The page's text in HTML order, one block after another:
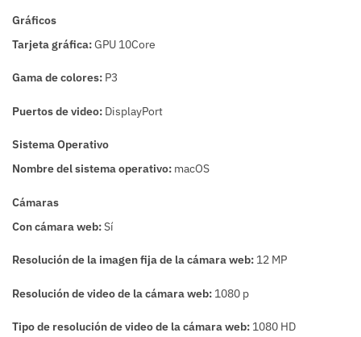
Gráficos
Tarjeta gráfica:GPU 10Core
Gama de colores: P3
Puertos de video: DisplayPort
Sistema Operativo
Nombre del sistema operativo: macOS
Cámaras
Con cámara web:Sí
Resolución de la imagen fija de la cámara web: 12 MP
Resolución de video de la cámara web: 1080 p
Tipo de resolución de video de la cámara web: 1080 HD